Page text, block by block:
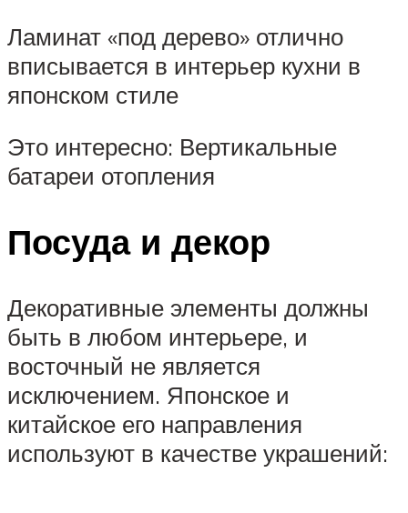
Ламинат «под дерево» отлично
вписывается в интерьер кухни в
японском стиле
Это интересно: Вертикальные
батареи отопления
Посуда и декор
Декоративные элементы должны
быть в любом интерьере, и
восточный не является
исключением. Японское и
китайское его направления
используют в качестве украшений: